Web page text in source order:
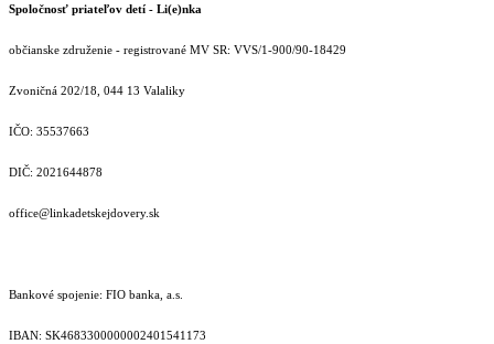
Spoločnosť priateľov detí - Li(e)nka
občianske združenie - registrované MV SR: VVS/1-900/90-18429
Zvoničná 202/18, 044 13 Valaliky
IČO: 35537663
DIČ: 2021644878
office@linkadetskejdovery.sk
Bankové spojenie: FIO banka, a.s.
IBAN: SK46833000000­02401541173